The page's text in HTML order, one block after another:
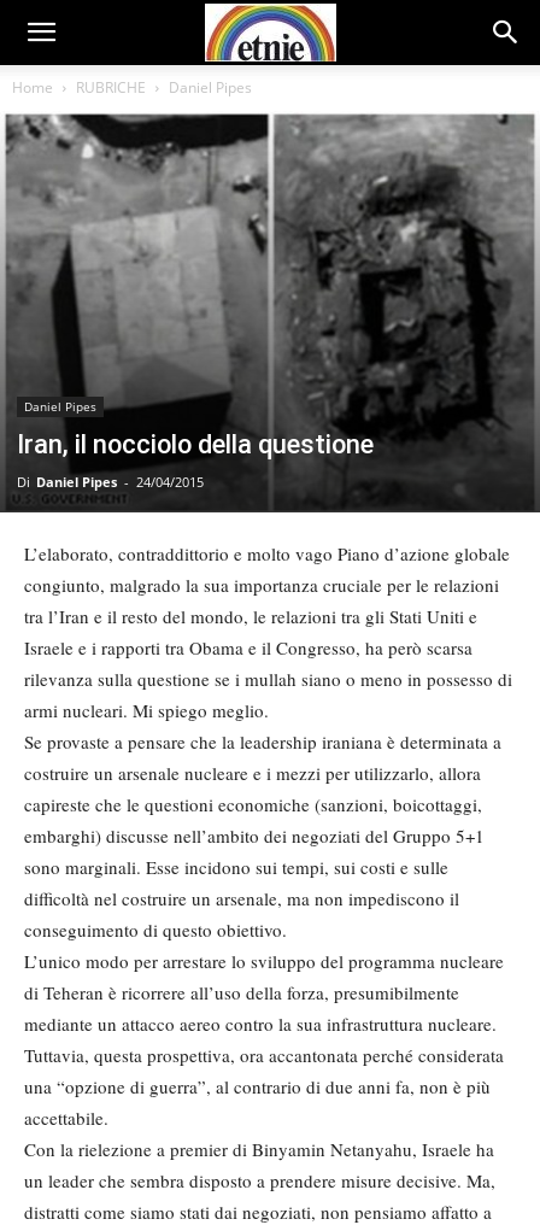
Home RUBRICHE Daniel Pipes
Daniel Pipes
Iran, il nocciolo della questione
Di Daniel Pipes - 24/04/2015
L’elaborato, contraddittorio e molto vago Piano d’azione globale
congiunto, malgrado la sua importanza cruciale per le relazioni
tra l’Iran e il resto del mondo, le relazioni tra gli Stati Uniti e
Israele e i rapporti tra Obama e il Congresso, ha però scarsa
rilevanza sulla questione se i mullah siano o meno in possesso di
armi nucleari. Mi spiego meglio.
Se provaste a pensare che la leadership iraniana è determinata a
costruire un arsenale nucleare e i mezzi per utilizzarlo, allora
capireste che le questioni economiche (sanzioni, boicottaggi,
embarghi) discusse nell’ambito dei negoziati del Gruppo 5+1
sono marginali. Esse incidono sui tempi, sui costi e sulle
difficoltà nel costruire un arsenale, ma non impediscono il
conseguimento di questo obiettivo.
L’unico modo per arrestare lo sviluppo del programma nucleare
di Teheran è ricorrere all’uso della forza, presumibilmente
mediante un attacco aereo contro la sua infrastruttura nucleare.
Tuttavia, questa prospettiva, ora accantonata perché considerata
una “opzione di guerra”, al contrario di due anni fa, non è più
accettabile.
Con la rielezione a premier di Binyamin Netanyahu, Israele ha
un leader che sembra disposto a prendere misure decisive. Ma,
distratti come siamo stati dai negoziati, non pensiamo affatto a